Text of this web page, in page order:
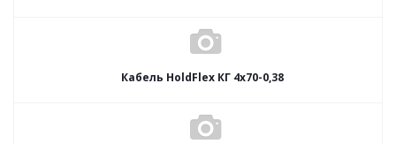
Кабель HoldFlex КГ 4x70-0,38